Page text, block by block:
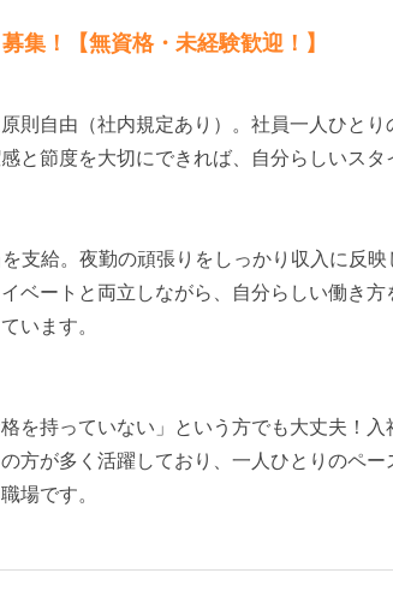
集！【無資格・未経験歓迎！】
則自由（社内規定あり）。社員一人ひと
と節度を大切にできれば、自分らしいスタ
支給。夜勤の頑張りをしっかり収入に反
ベートと両立しながら、自分らしい働き
います。
を持っていない」という方でも大丈夫！
方が多く活躍しており、一人ひとりのペ
場です。